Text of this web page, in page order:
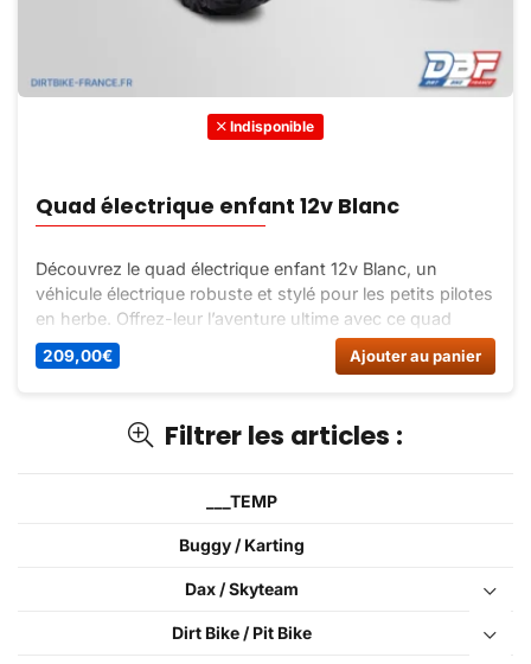
Filtrer les articles :
___TEMP
Buggy / Karting
Dax / Skyteam
Dirt Bike / Pit Bike
Indisponible
Quad électrique enfant 12v Blanc
Découvrez le quad électrique enfant 12v Blanc, un
véhicule électrique robuste et stylé pour les petits pilotes
en herbe. Offrez-leur l’aventure ultime avec ce quad
équipé de roues hors-normes et d’une batterie
puissante.
209,00€ Ajouter au panier